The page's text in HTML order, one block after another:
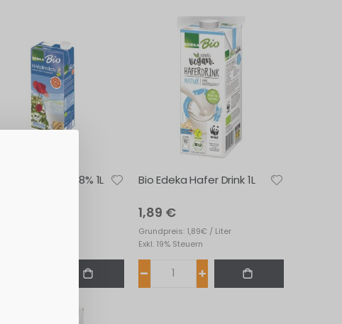
Edeka H-Milch 3,8% 1L Bio Edeka Hafer Drink 1L
1,89 €
Grundpreis: 1,89€ / Liter
Exkl. 19% Steuern